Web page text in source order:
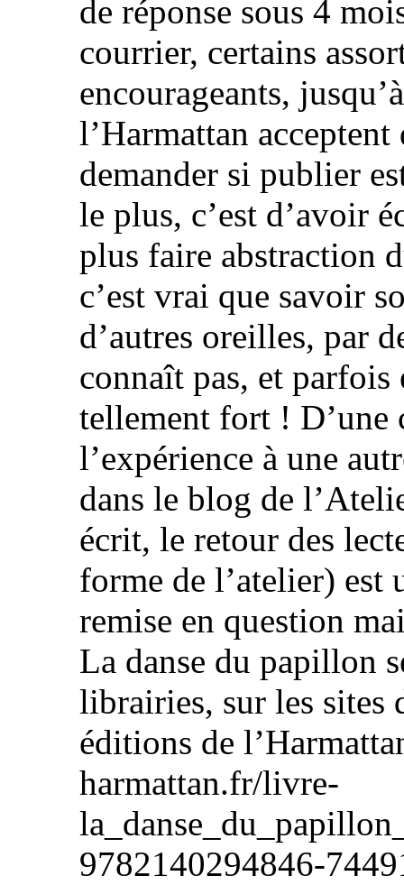
de réponse sous 4
courrier, certains
encourageants,
l’Harmattan
demander si publier
le plus, c’est d’avoir
plus faire abstraction
c’est vrai que savoir
d’autres oreilles, par
connaît pas, et parfois
tellement fort ! D’une
l’expérience à une
dans le blog de
écrit, le retour des
forme de l’atelier) est
remise en question
La danse du papillon
librairies, sur les sites
éditions de
harmattan.fr/livre-